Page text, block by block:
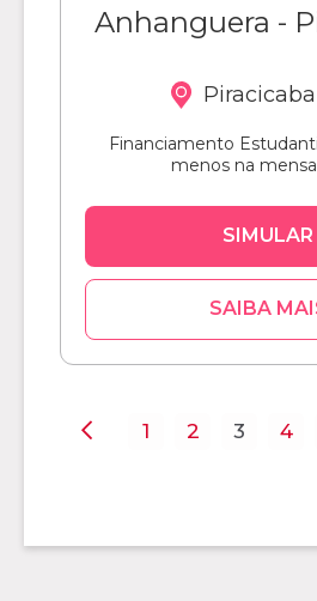
Anhanguera -
Financiamento
menos na
SIMULAR
SAIBA
1 2 3 4